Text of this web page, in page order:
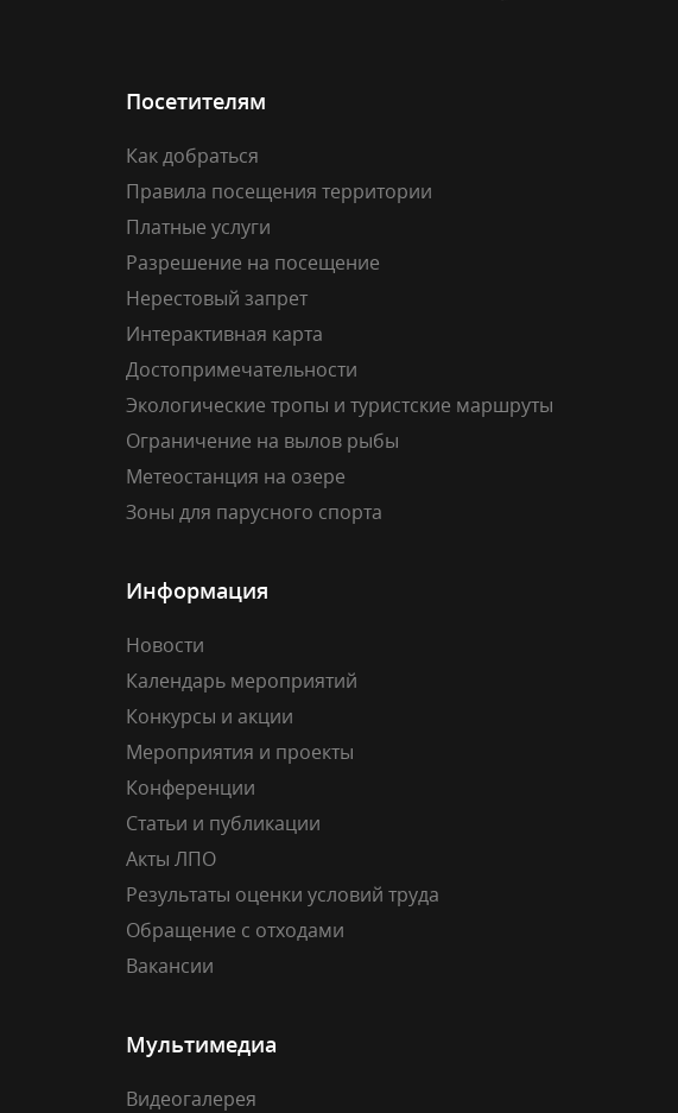
Посетителям
Как добраться
Правила посещения территории
Платные услуги
Разрешение на посещение
Нерестовый запрет
Интерактивная карта
Достопримечательности
Экологические тропы и туристские маршруты
Ограничение на вылов рыбы
Метеостанция на озере
Зоны для парусного спорта
Информация
Новости
Календарь мероприятий
Конкурсы и акции
Мероприятия и проекты
Конференции
Статьи и публикации
Акты ЛПО
Результаты оценки условий труда
Обращение с отходами
Вакансии
Мультимедиа
Видеогалерея